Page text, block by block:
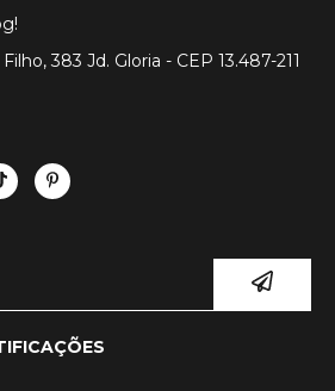
383 Jd. Gloria - CEP 13.487-211